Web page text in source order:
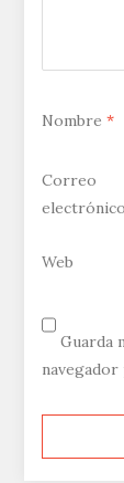
Nombre*
Correo
Web
Guarda